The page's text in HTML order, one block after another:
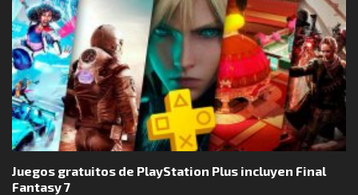
Juegos gratuitos de PlayStation Plus incluyen Final
Fantasy 7